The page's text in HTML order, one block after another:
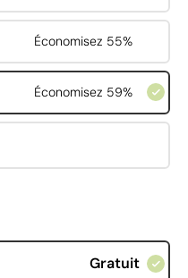
Économisez 55%
Économisez 59%
Gratuit